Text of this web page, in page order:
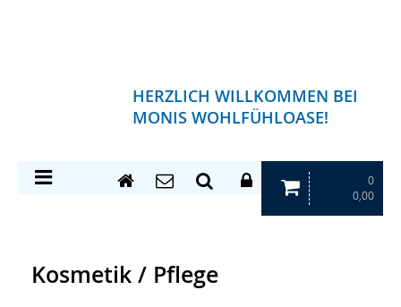
HERZLICH WILLKOMMEN BEI
MONIS WOHLFÜHLOASE!
0
0,00
Kosmetik / Pflege